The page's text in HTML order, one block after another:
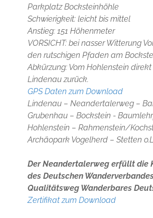
Parkplatz Bocksteinhöhle
Schwierigkeit: leicht bis mittel
Anstieg: 151 Höhenmeter
VORSICHT: bei nasser Witterung
den rutschigen Pfaden am
Abkürzung: Vom Hohlenstein
Lindenau zurück.
GPS Daten zum Download
Lindenau – Neandertalerweg –
Grubenhau – Bockstein -
Hohlenstein – Rahmenstein/
Archäopark Vogelherd – Stetten
Der Neandertalerweg erfüllt die
des Deutschen
Qualitätsweg Wanderbares
Zertifikat zum Download